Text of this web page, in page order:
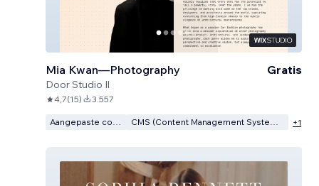
Mia Kwan—Photography
DoorStudio Il
Gratis
4,7(15) 3.557
Aangepaste code CMS (Content Management Systeem) +1